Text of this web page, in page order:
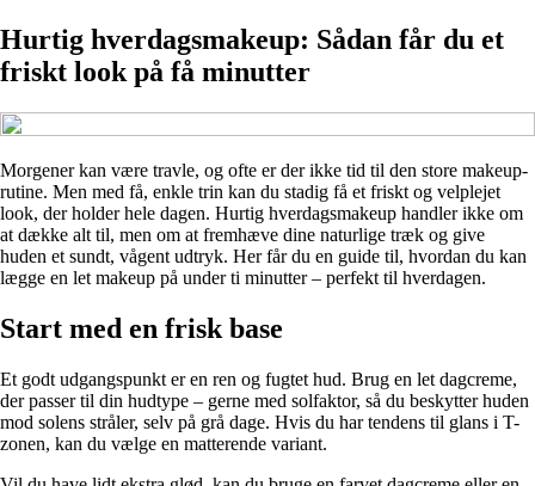
Hurtig hverdagsmakeup: Sådan får du et
friskt look på få minutter
Morgener kan være travle, og ofte er der ikke tid til den store makeup-
rutine. Men med få, enkle trin kan du stadig få et friskt og velplejet
look, der holder hele dagen. Hurtig hverdagsmakeup handler ikke om
at dække alt til, men om at fremhæve dine naturlige træk og give
huden et sundt, vågent udtryk. Her får du en guide til, hvordan du kan
lægge en let makeup på under ti minutter – perfekt til hverdagen.
Start med en frisk base
Et godt udgangspunkt er en ren og fugtet hud. Brug en let dagcreme,
der passer til din hudtype – gerne med solfaktor, så du beskytter huden
mod solens stråler, selv på grå dage. Hvis du har tendens til glans i T-
zonen, kan du vælge en matterende variant.